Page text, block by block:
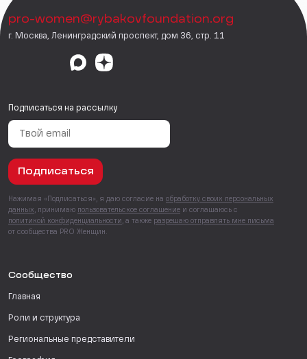
pro-women@rybakovfoundation.org
г. Москва, Ленинградский проспект, дом 36, стр. 11
Подписаться на рассылку
Подписаться
Нажимая «Подписаться», я даю согласие на обработку своих персональных
данных , принимаю пользовательское соглашение и соглашаюсь с
политикой конфиденциальности , а также разрешаю отправлять мне письма
от сообщества PRO Женщин.
Сообщество
Главная
Роли и структура
Региональные представители